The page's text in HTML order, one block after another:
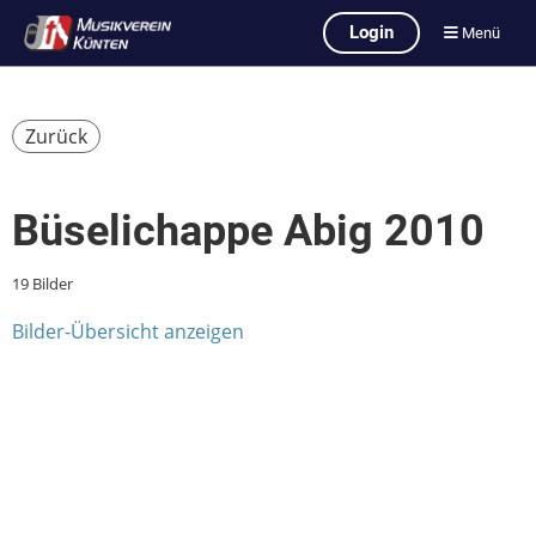
Login Menü
Zurück
Büselichappe Abig 2010
19 Bilder
Bilder-Übersicht anzeigen